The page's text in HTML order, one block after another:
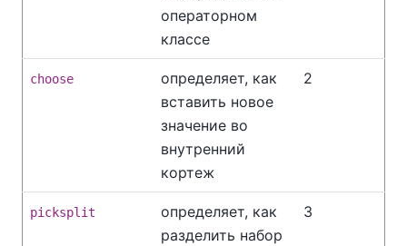
операторном
классе
choose
определяет, как
вставить новое
значение во
внутренний
кортеж
2
picksplit
определяет, как
разделить набор
3